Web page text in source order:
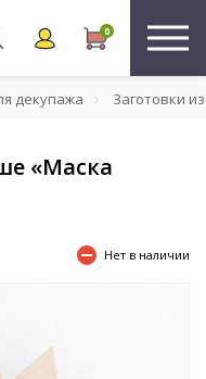
0
декупажа Заготовки
«Маска
Нет в наличии